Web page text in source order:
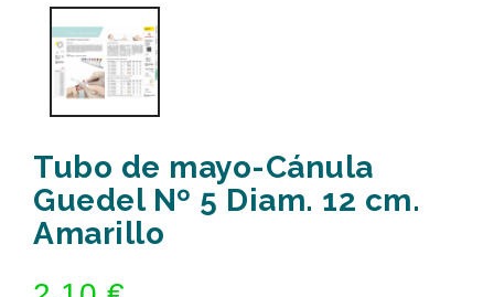
Tubo de mayo-Cánula
Guedel Nº 5 Diam. 12 cm.
Amarillo